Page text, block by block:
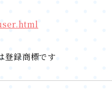
録商標です